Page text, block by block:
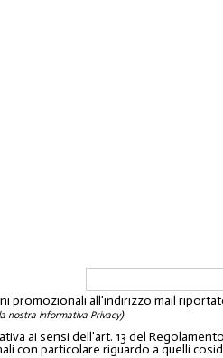
promozionali all'indirizzo mail
nostra informativa Privacy):
ai sensi dell'art. 13 del
con particolare riguardo a quelli